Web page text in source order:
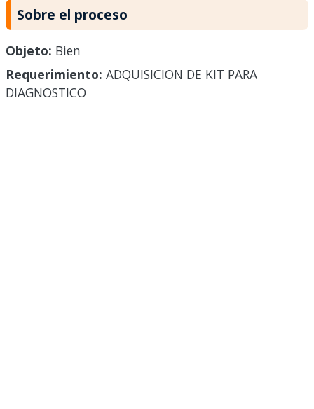
Sobre el proceso
Objeto: Bien
Requerimiento: ADQUISICION DE KIT PARA
DIAGNOSTICO